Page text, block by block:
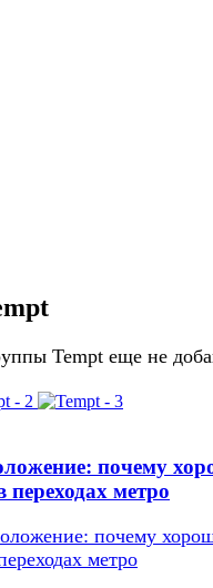
Tempt еще не
почему
переходах метро